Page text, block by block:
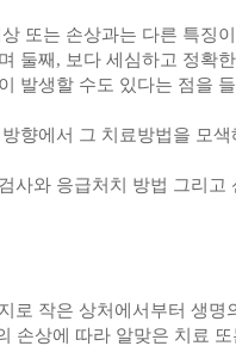
또는 손상과는 다른 특징
둘째, 보다 세심하고 정확
발생할 수도 있다는 점을
향에서 그 치료방법을 모
사와 응급처치 방법 그리
로 작은 상처에서부터 생
손상에 따라 알맞은 치료